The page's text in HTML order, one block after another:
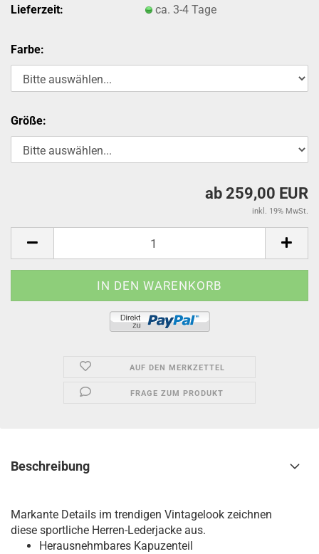
Lieferzeit:
ca. 3-4 Tage
Farbe:
Größe:
ab 259,00 EUR
inkl. 19% MwSt.
AUF DEN MERKZETTEL
FRAGE ZUM PRODUKT
Beschreibung
Markante Details im trendigen Vintagelook zeichnen
diese sportliche Herren-Lederjacke aus.
Herausnehmbares Kapuzenteil